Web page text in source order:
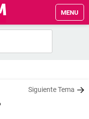
MENU
Siguiente Tema